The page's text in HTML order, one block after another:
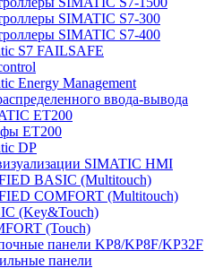
SIMATIC S7-300
SIMATIC S7-400
S7 FAILSAFE
Energy Management
ввода-вывода
ET200
ET200
DP
SIMATIC HMI
BASIC (Multitouch)
COMFORT (Multitouch)
(Key&Touch)
(Touch)
панели KP8/KP8F/KP32F
панели